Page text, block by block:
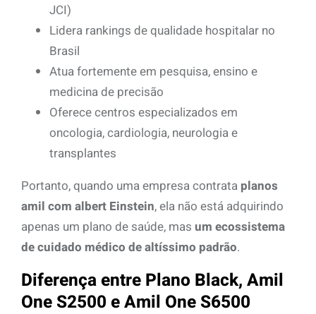
JCI)
Lidera rankings de qualidade hospitalar no
Brasil
Atua fortemente em pesquisa, ensino e
medicina de precisão
Oferece centros especializados em
oncologia, cardiologia, neurologia e
transplantes
Portanto, quando uma empresa contrata planos
amil com albert Einstein, ela não está adquirindo
apenas um plano de saúde, mas um ecossistema
de cuidado médico de altíssimo padrão.
Diferença entre Plano Black, Amil
One S2500 e Amil One S6500